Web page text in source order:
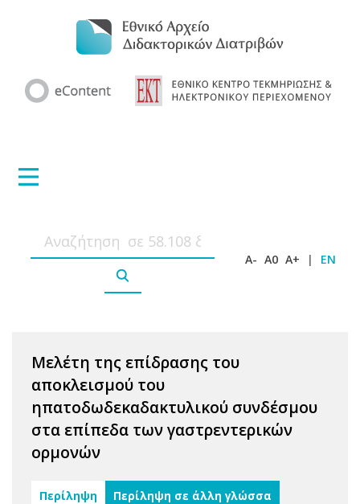
A- A0 A+ | EN
Μελέτη της επίδρασης του
αποκλεισμού του
ηπατοδωδεκαδακτυλικού συνδέσμου
στα επίπεδα των γαστρεντερικών
ορμονών
Περίληψη Περίληψη σε άλλη γλώσσα